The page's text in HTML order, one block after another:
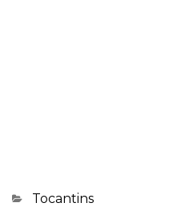
Categorias
Tocantins